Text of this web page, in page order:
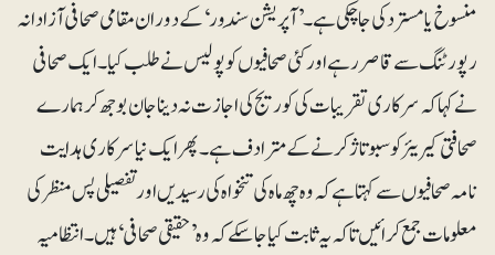
منسوخ یا مسترد کی جا چکی ہے۔ ’آپریشن سِندور‘ کے دوران مقامی صحافی آزادانہ
رپورٹنگ سے قاصر رہے اور کئی صحافیوں کو پولیس نے طلب کیا۔ ایک صحافی
نے کہا کہ سرکاری تقریبات کی کوریج کی اجازت نہ دیناجان بوجھ کر ہمارے
صحافتی کیریئر کو سبوتاژ کرنے کے مترادف ہے۔ پھر ایک نیا سرکاری ہدایت
نامہ صحافیوں سے کہتا ہے کہ وہ چھ ماہ کی تنخواہ کی رسیدیں اور تفصیلی پس منظر کی
معلومات جمع کرائیں تاکہ یہ ثابت کیا جا سکے کہ وہ ’حقیقی صحافی‘ ہیں۔ انتظامیہ